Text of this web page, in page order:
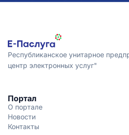
Республиканское унитарное
центр электронных услуг"
Портал
О портале
Новости
Контакты